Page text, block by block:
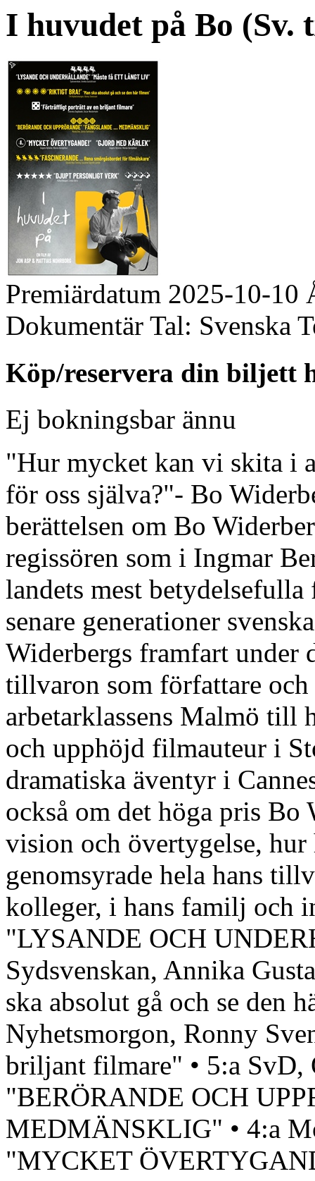
I huvudet på Bo (Sv.
Premiärdatum 2025-10-10
Dokumentär Tal: Svenska
Köp/reservera din biljett
Ej bokningsbar ännu
"Hur mycket kan vi skita i
för oss själva?"- Bo
berättelsen om Bo
regissören som i Ingmar
landets mest
senare generationer
Widerbergs framfart under
tillvaron som författare
arbetarklassens Malmö till
och upphöjd filmauteur i
dramatiska äventyr i
också om det höga pris
vision och övertygelse,
genomsyrade hela hans
kolleger, i hans familj och
"LYSANDE OCH
Sydsvenskan, Annika
ska absolut gå och se den
Nyhetsmorgon, Ronny
briljant filmare" • 5:a SvD,
"BERÖRANDE OCH
MEDMÄNSKLIG" • 4:a
"MYCKET